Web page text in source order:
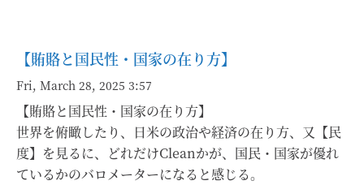
【賄賂と国民性・国家の在り方】
Fri, March 28, 2025 3:57
【賄賂と国民性・国家の在り方】
世界を俯瞰したり、日米の政治や経済の在り方、又【民
度】を見るに、どれだけCleanかが、国民・国家が優れ
ているかのバロメーターになると感じる。